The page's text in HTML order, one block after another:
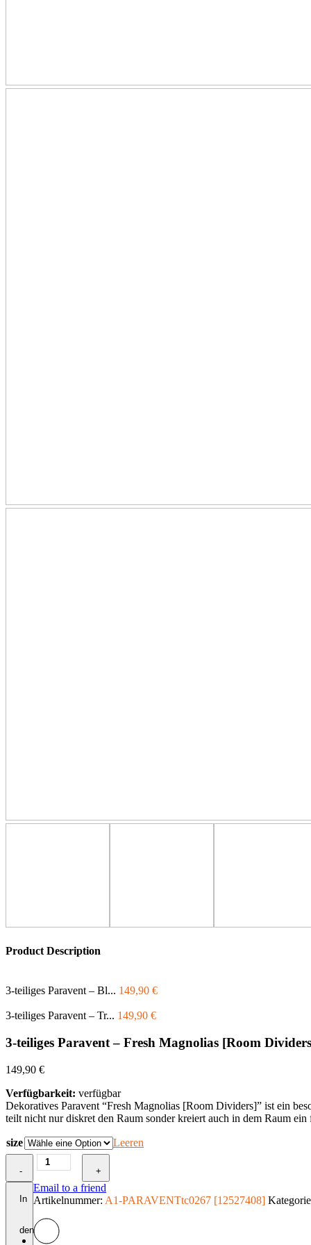
Product Description
3-teiliges Paravent – Bl... 149,90 €
3-teiliges Paravent – Tr... 149,90 €
3-teiliges Paravent – Fresh Magnolias [Room
149,90 €
Verfügbarkeit: verfügbar
Dekoratives Paravent “Fresh Magnolias [Room Dividers]” ist ein
teilt nicht nur diskret den Raum sonder kreiert auch in dem Raum ein
size Leeren
-
teiliges
Paravent
-
Magnolias
[Room
+
In
den
Email to a friend
Artikelnummer: A1-PARAVENTtc0267 [12527408]